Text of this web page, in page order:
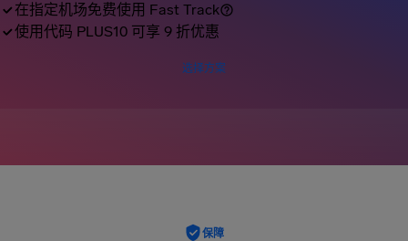
在指定机场免费使用 Fast Track
使用代码 PLUS10 可享 9 折优惠
选择方案
保障